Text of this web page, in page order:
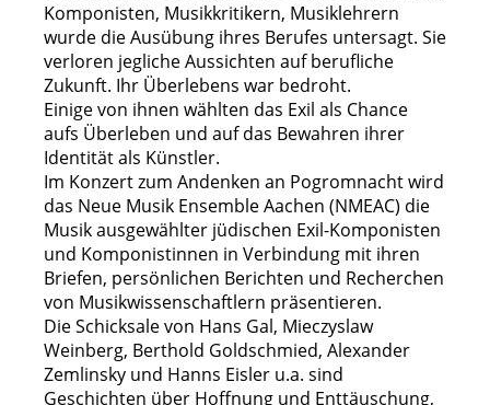
Komponisten, Musikkritikern, Musiklehrern
wurde die Ausübung ihres Berufes untersagt. Sie
verloren jegliche Aussichten auf berufliche
Zukunft. Ihr Überlebens war bedroht.
Einige von ihnen wählten das Exil als Chance
aufs Überleben und auf das Bewahren ihrer
Identität als Künstler.
Im Konzert zum Andenken an Pogromnacht wird
das Neue Musik Ensemble Aachen (NMEAC) die
Musik ausgewählter jüdischen Exil-Komponisten
und Komponistinnen in Verbindung mit ihren
Briefen, persönlichen Berichten und Recherchen
von Musikwissenschaftlern präsentieren.
Die Schicksale von Hans Gal, Mieczyslaw
Weinberg, Berthold Goldschmied, Alexander
Zemlinsky und Hanns Eisler u.a. sind
Geschichten über Hoffnung und Enttäuschung,